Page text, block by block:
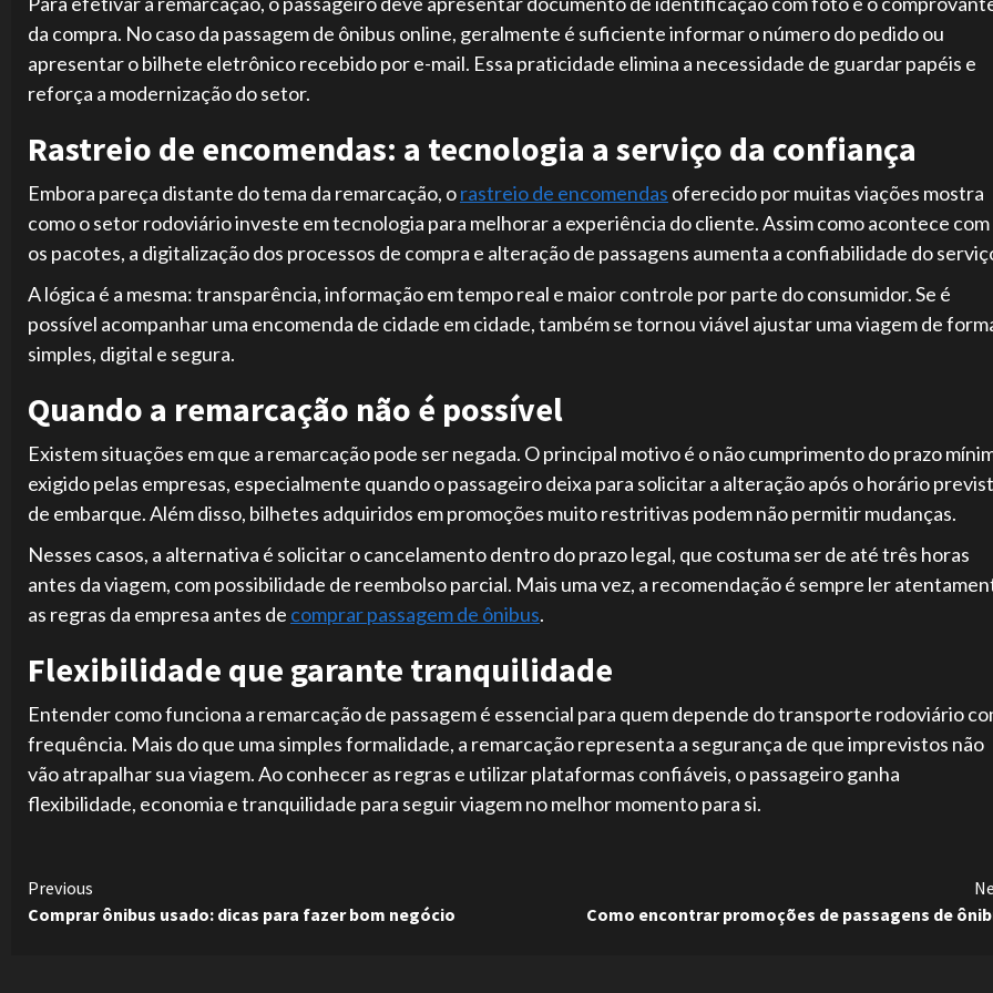
da compra. No caso da passagem de ônibus online, geralmente é suficiente informar o número do pedido ou
apresentar o bilhete eletrônico recebido por e-mail. Essa praticidade elimina a necessidade de guardar papéis e
reforça a modernização do setor.
Rastreio de encomendas: a tecnologia a serviço da confiança
Embora pareça distante do tema da remarcação, orastreio de encomendas oferecido por muitas viações mostra
como o setor rodoviário investe em tecnologia para melhorar a experiência do cliente. Assim como acontece com
os pacotes, a digitalização dos processos de compra e alteração de passagens aumenta a confiabilidade do
A lógica é a mesma: transparência, informação em tempo real e maior controle por parte do consumidor. Se é
possível acompanhar uma encomenda de cidade em cidade, também se tornou viável ajustar uma viagem de
simples, digital e segura.
Quando a remarcação não é possível
Existem situações em que a remarcação pode ser negada. O principal motivo é o não cumprimento do prazo
exigido pelas empresas, especialmente quando o passageiro deixa para solicitar a alteração após o horário
de embarque. Além disso, bilhetes adquiridos em promoções muito restritivas podem não permitir mudanças.
Nesses casos, a alternativa é solicitar o cancelamento dentro do prazo legal, que costuma ser de até três horas
antes da viagem, com possibilidade de reembolso parcial. Mais uma vez, a recomendação é sempre ler
as regras da empresa antes de comprar passagem de ônibus.
Flexibilidade que garante tranquilidade
Entender como funciona a remarcação de passagem é essencial para quem depende do transporte rodoviário
frequência. Mais do que uma simples formalidade, a remarcação representa a segurança de que imprevistos não
vão atrapalhar sua viagem. Ao conhecer as regras e utilizar plataformas confiáveis, o passageiro ganha
flexibilidade, economia e tranquilidade para seguir viagem no melhor momento para si.
Continue
Reading
Previous
Comprar ônibus usado: dicas para fazer bom negócio
Como encontrar promoções de passagens de